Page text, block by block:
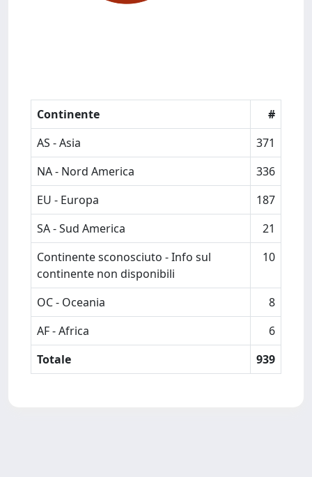
Continente
#
AS - Asia
371
NA - Nord America
336
EU - Europa
187
SA - Sud America
21
Continente sconosciuto - Info sul
continente non disponibili
10
OC - Oceania
8
AF - Africa
6
Totale
939